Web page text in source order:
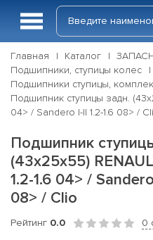
Главная Каталог
Подшипники, ступицы колес
Подшипники ступицы,
Подшипник ступицы задн.
04> / Sandero I-II 1.2-1.6 08> /
Подшипник
(43x25x55)
1.2-1.6 04> /
08> / Clio
Рейтинг 0.0 0